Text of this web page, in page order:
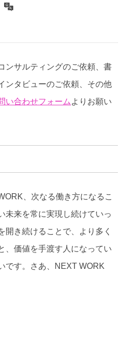
ンサルティングのご依頼、書
ンタビューのご依頼、その他
い合わせフォーム よりお願い
、次なる働き方になるこ
未来を常に実現し続けていっ
開き続けることで、より多く
、価値を手渡す人になってい
です。さあ、NEXT WORK